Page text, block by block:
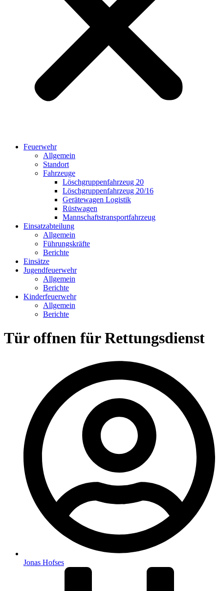
Feuerwehr
Allgemein
Standort
Fahrzeuge
Löschgruppen­fahrzeug 20
Lösch­gruppen­fahrzeug 20/16
Geräte­wagen Logistik
Rüst­wagen
Mannschafts­transportfahrzeug
Einsatz­abteilung
Allgemein
Führungs­kräfte
Berichte
Einsätze
Jugend­feuerwehr
Allgemein
Berichte
Kinder­feuerwehr
Allgemein
Berichte
Tür offnen für Rettungsdienst
Jonas Hofses